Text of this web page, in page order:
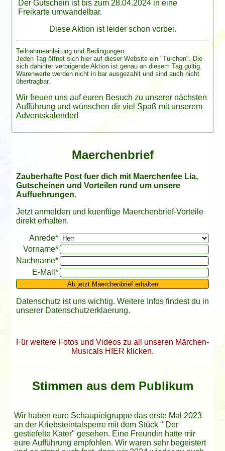
Der Gutschein ist bis zum 28.04.2024 in eine
Freikarte umwandelbar.
Diese Aktion ist leider schon vorbei.
Teilnahmeanleitung und Bedingungen:
Jeden Tag öffnet sich hier auf dieser Website ein "Türchen". Die
sich dahinter verbrigende Aktion ist genau an diesem Tag gültig.
Warenwerte werden nicht in bar ausgezahlt und sind auch nicht
übertragbar.
Wir freuen uns auf euren Besuch zu unserer nächsten
Aufführung und wünschen dir viel Spaß mit unserem
Adventskalender!
Maerchenbrief
Zauberhafte Post fuer dich mit Maerchenfee Lia,
Gutscheinen und Vorteilen rund um unsere
Auffuehrungen.
Jetzt anmelden und kuenftige Maerchenbrief-Vorteile
direkt erhalten.
Anrede*
Vorname*
Nachname*
E-Mail*
Bitte leer lassen
Ab jetzt Maerchenbrief erhalten
Datenschutz ist uns wichtig. Weitere Infos findest du in
unserer Datenschutzerklaerung.
Für weitere Fotos und Videos zu all unseren Märchen-
Musicals HIER klicken.
Stimmen aus dem Publikum
Wir haben eure Schaupielgruppe das erste Mal 2023
an der Kriebsteintalsperre mit dem Stück " Der
gestiefelte Kater" gesehen. Eine Freundin hatte mir
eure Aufführung empfohlen. Wir waren sehr begeistert